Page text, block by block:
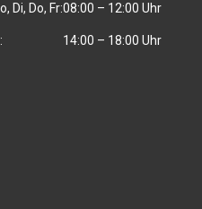
Di, Do, Fr:08:00 – 12:00 Uhr
14:00 – 18:00 Uhr